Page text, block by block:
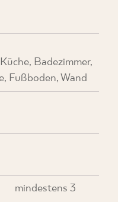
Badezimmer,
Fußboden, Wand
mindestens 3